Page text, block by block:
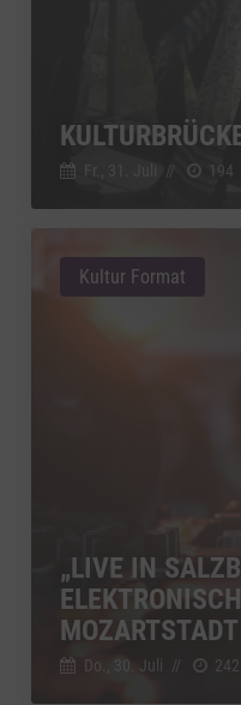
Fr., 31. Juli // 194
„LIVE IN
MOZARTSTADT
Do., 30. Juli // 242
Kultur Format